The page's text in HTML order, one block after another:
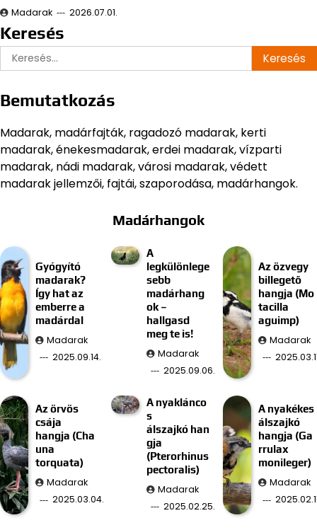
Madarak 2026.07.01.
Keresés
Keresés:
Bemutatkozás
Madarak, madárfajták, ragadozó madarak, kerti
madarak, énekesmadarak, erdei madarak, vízparti
madarak, nádi madarak, városi madarak, védett
madarak jellemzői, fajtái, szaporodása, madárhangok.
Madárhangok
Gyógyító
madarak?
Így hat az
emberre a
madárdal
Madarak
2025.09.14.
A
legkülönlege
sebb
madárhang
ok –
hallgasd
meg te is!
Madarak
2025.09.06.
Az özvegy
billegető
hangja (Mo
tacilla
aguimp)
Madarak
Az örvös
csája
hangja (Cha
una
torquata)
Madarak
2025.03.04.
A nyaklánco
s
álszajkó han
gja
(Pterorhinus
pectoralis)
Madarak
2025.02.25.
A nyakékes
álszajkó
hangja (Ga
rrulax
monileger)
Madarak